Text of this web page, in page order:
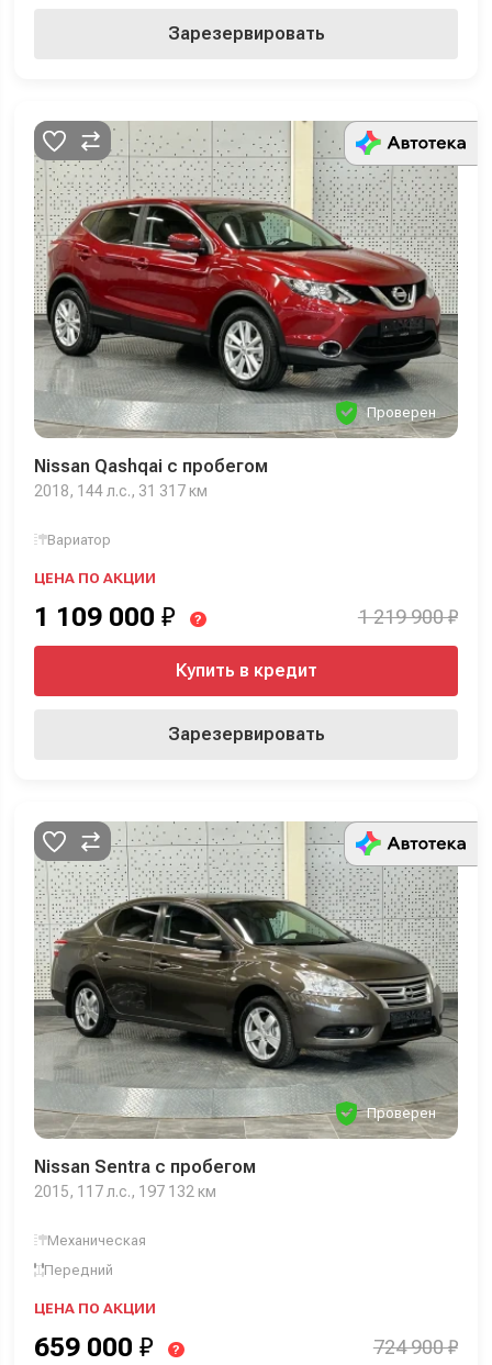
Зарезервировать
Проверен
Nissan Qashqai с пробегом
2018, 144 л.с., 31 317 км
Вариатор
ЦЕНА ПО АКЦИИ
1 109 000 ₽ ? 1 219 900 ₽
Купить в кредит
Зарезервировать
Проверен
Nissan Sentra с пробегом
2015, 117 л.с., 197 132 км
Механическая
Передний
ЦЕНА ПО АКЦИИ
659 000 ₽ ? 724 900 ₽